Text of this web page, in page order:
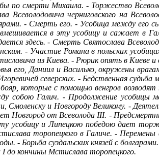
по смерти Михаила. - Торжество
черниговского на
- Смерть его. - Усобица между
в эту усобицу и сажает в
здесь. - Смерть Святослава
- Участие Романа в польских
из Киева. - Рюрик опять в Киеве
его, Даниил и Василько, окружены
северских. - Бедственная
которые с помощью венгров
собою Галич. - Продолжение усобицы
Смоленску и Новгороду Великому. -
Новгород от Всеволода III. -
и Липецкою победою дает
торопецкого в Галиче. -
- Борьба суздальских князей с
до кончины Мстислава торопецкого.